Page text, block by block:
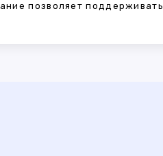
позволяет поддерживать